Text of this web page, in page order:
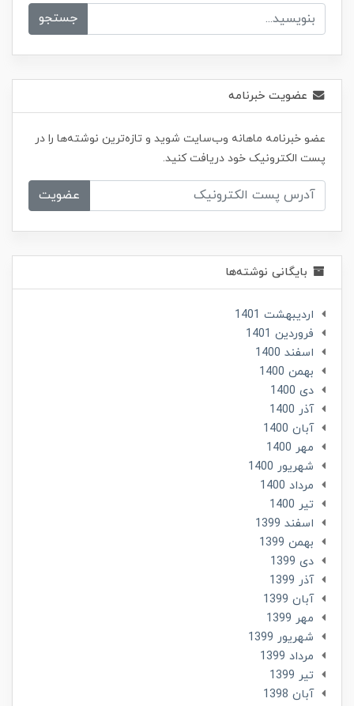
جستجو
عضویت خبرنامه
عضو خبرنامه ماهانه وب‌سایت شوید و تازه‌ترین نوشته‌ها را در
پست الکترونیک خود دریافت کنید.
عضویت
بایگانی نوشته‌ها
ارديبهشت 1401
فروردین 1401
اسفند 1400
بهمن 1400
دی 1400
آذر 1400
آبان 1400
مهر 1400
شهریور 1400
مرداد 1400
تير 1400
اسفند 1399
بهمن 1399
دی 1399
آذر 1399
آبان 1399
مهر 1399
شهریور 1399
مرداد 1399
تير 1399
آبان 1398